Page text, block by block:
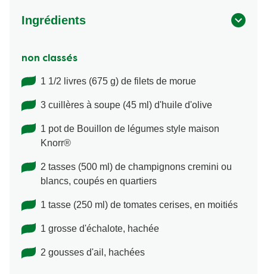
Ingrédients
non classés
1 1/2 livres (675 g) de filets de morue
3 cuillères à soupe (45 ml) d'huile d'olive
1 pot de Bouillon de légumes style maison
Knorr®
2 tasses (500 ml) de champignons cremini ou
blancs, coupés en quartiers
1 tasse (250 ml) de tomates cerises, en moitiés
1 grosse d'échalote, hachée
2 gousses d'ail, hachées